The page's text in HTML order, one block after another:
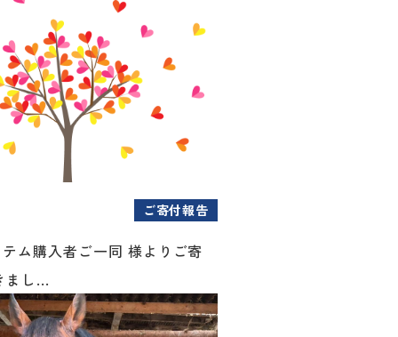
ご寄付報告
ム購入者ご一同 様よりご寄
まし...